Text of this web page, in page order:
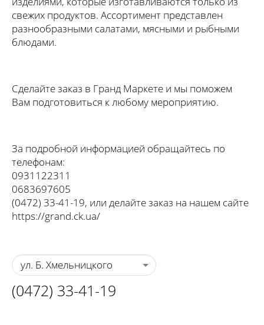
свежих продуктов. Ассортимент представлен
разнообразными салатами, мясными и рыбными
блюдами.
Сделайте заказ в Гранд Маркете и мы поможем
Вам подготовиться к любому мероприятию.
За подробной информацией обращайтесь по
телефонам:
0931122311
0683697605
(0472) 33-41-19, или делайте заказ на нашем сайте
https://grand.ck.ua/
ул. Б. Хмельницкого
(0472) 33-41-19